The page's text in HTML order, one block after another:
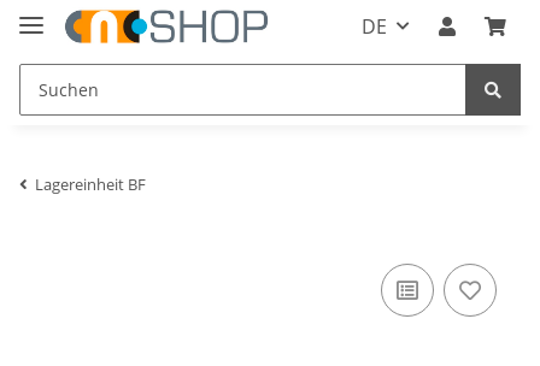
DE
Lagereinheit BF